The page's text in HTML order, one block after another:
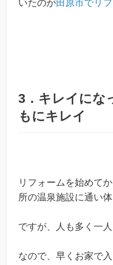
いたのが田原市でリ
3．キレイにな
もにキレイ
リフォームを始めて
所の温泉施設に通い
ですが、人も多く一
なので、早くお家で